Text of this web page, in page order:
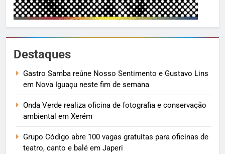
Destaques
Gastro Samba reúne Nosso Sentimento e Gustavo Lins
em Nova Iguaçu neste fim de semana
Onda Verde realiza oficina de fotografia e conservação
ambiental em Xerém
Grupo Código abre 100 vagas gratuitas para oficinas de
teatro, canto e balé em Japeri